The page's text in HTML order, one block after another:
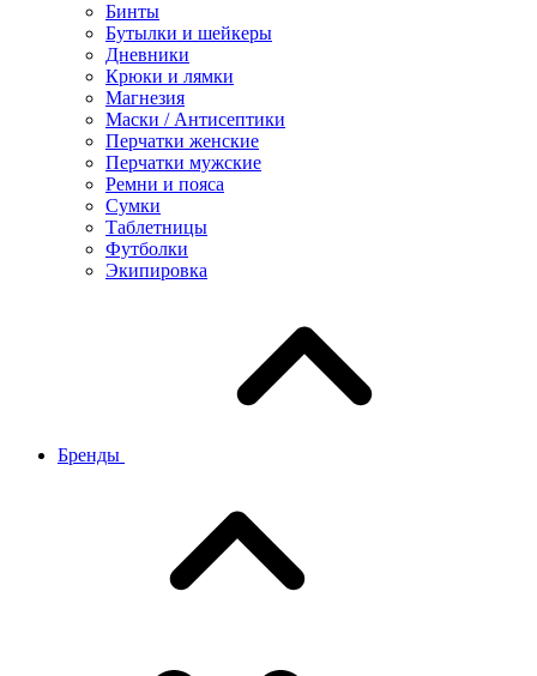
Бинты
Бутылки и шейкеры
Дневники
Крюки и лямки
Магнезия
Маски / Антисептики
Перчатки женские
Перчатки мужские
Ремни и пояса
Сумки
Таблетницы
Футболки
Экипировка
Бренды